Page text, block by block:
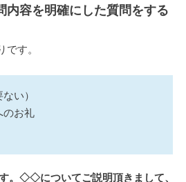
内容を明確にした質問をする
す。
い）
のお礼
。◇◇についてご説明頂きまして、